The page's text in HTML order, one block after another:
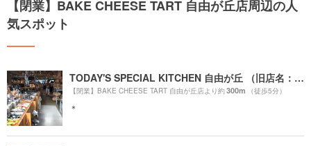
【閉業】BAKE CHEESE TART 自由が丘店周辺の人
気スポット
TODAY'S SPECIAL KITCHEN 自由が丘 （旧店名：TODAY'S TABLE）
【閉業】BAKE CHEESE TART 自由が丘店より約300m （徒歩5分）
＊